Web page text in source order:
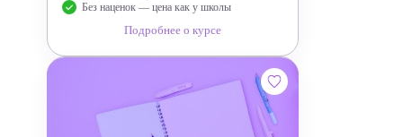
Без наценок — цена как у школы
Подробнее о курсе